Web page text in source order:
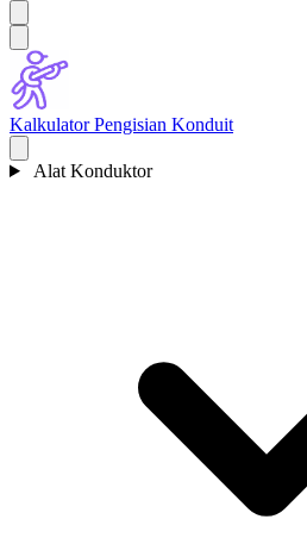
Kalkulator Pengisian Konduit
Alat Konduktor